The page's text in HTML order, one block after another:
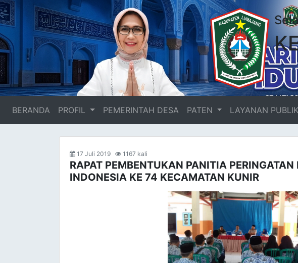
BERANDA (current)
PROFIL PEMERINTAH DESA PATEN LAYANAN PUBLIK
17 Juli 2019 1167 kali
RAPAT PEMBENTUKAN PANITIA PERINGATAN
INDONESIA KE 74 KECAMATAN KUNIR